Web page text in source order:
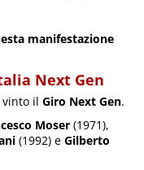
manifestazione
Next Gen
vinto ilGiro Next Gen.
Moser (1971),
(1992) eGilberto